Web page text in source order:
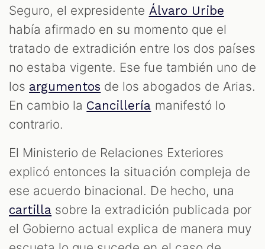
Seguro, el expresidente Álvaro Uribe
había afirmado en su momento que el
tratado de extradición entre los dos países
no estaba vigente. Ese fue también uno de
los argumentos de los abogados de Arias.
En cambio la Cancillería manifestó lo
contrario.
El Ministerio de Relaciones Exteriores
explicó entonces la situación compleja de
ese acuerdo binacional. De hecho, una
cartilla sobre la extradición publicada por
el Gobierno actual explica de manera muy